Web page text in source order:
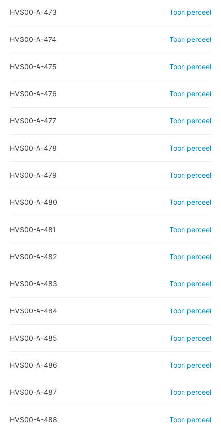
HVS00-A-473 Toon perceel
HVS00-A-474 Toon perceel
HVS00-A-475 Toon perceel
HVS00-A-476 Toon perceel
HVS00-A-477 Toon perceel
HVS00-A-478 Toon perceel
HVS00-A-479 Toon perceel
HVS00-A-480 Toon perceel
HVS00-A-481 Toon perceel
HVS00-A-482 Toon perceel
HVS00-A-483 Toon perceel
HVS00-A-484 Toon perceel
HVS00-A-485 Toon perceel
HVS00-A-486 Toon perceel
HVS00-A-487 Toon perceel
HVS00-A-488 Toon perceel